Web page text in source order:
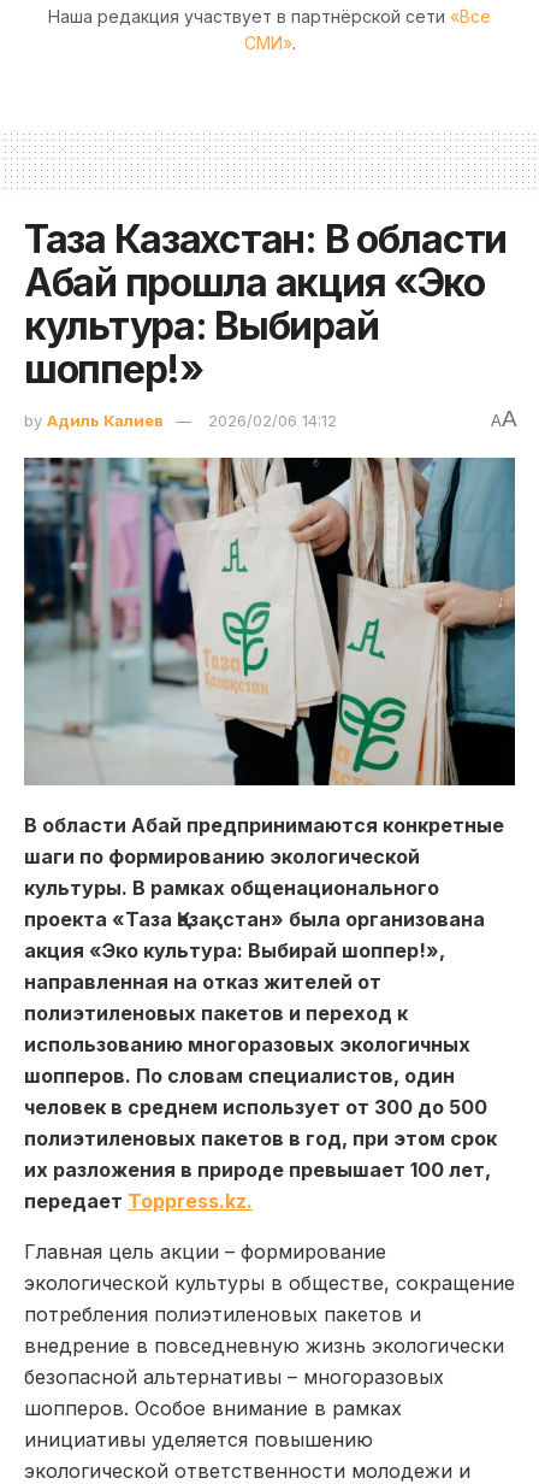
Наша редакция участвует в партнёрской сети «Все
СМИ».
Таза Казахстан: В области
Абай прошла акция «Эко
культура: Выбирай
шоппер!»
by Адиль Калиев 2026/02/06 14:12 AA
В области Абай предпринимаются конкретные
шаги по формированию экологической
культуры. В рамках общенационального
проекта «Таза Қазақстан» была организована
акция «Эко культура: Выбирай шоппер!»,
направленная на отказ жителей от
полиэтиленовых пакетов и переход к
использованию многоразовых экологичных
шопперов. По словам специалистов, один
человек в среднем использует от 300 до 500
полиэтиленовых пакетов в год, при этом срок
их разложения в природе превышает 100 лет,
передает Toppress.kz.
Главная цель акции – формирование
экологической культуры в обществе, сокращение
потребления полиэтиленовых пакетов и
внедрение в повседневную жизнь экологически
безопасной альтернативы – многоразовых
шопперов. Особое внимание в рамках
инициативы уделяется повышению
экологической ответственности молодежи и